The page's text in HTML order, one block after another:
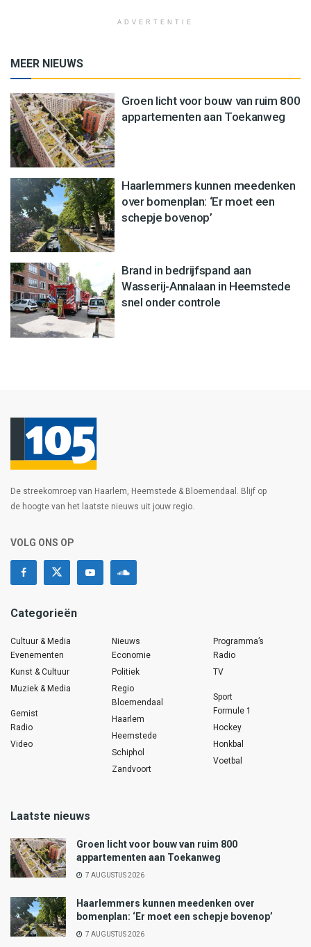
ADVERTENTIE
MEER NIEUWS
Groen licht voor bouw van ruim 800
appartementen aan Toekanweg
Haarlemmers kunnen meedenken
over bomenplan: ‘Er moet een
schepje bovenop’
Brand in bedrijfspand aan
Wasserij-Annalaan in Heemstede
snel onder controle
De streekomroep van Haarlem, Heemstede & Bloemendaal. Blijf op
de hoogte van het laatste nieuws uit jouw regio.
VOLG ONS OP
Categorieën
Cultuur & Media
Evenementen
Kunst & Cultuur
Muziek & Media
Gemist
Radio
Video
Nieuws
Economie
Politiek
Regio
Bloemendaal
Haarlem
Heemstede
Schiphol
Zandvoort
Programma’s
Radio
TV
Sport
Formule 1
Hockey
Honkbal
Voetbal
Laatste nieuws
Groen licht voor bouw van ruim 800
appartementen aan Toekanweg
7 AUGUSTUS 2026
Haarlemmers kunnen meedenken over
bomenplan: ‘Er moet een schepje bovenop’
7 AUGUSTUS 2026